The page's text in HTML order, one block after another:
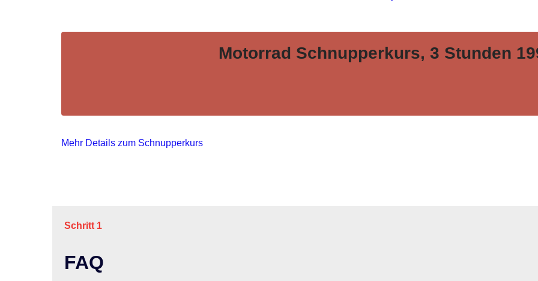
Motorrad Schnupperkurs, 3 Stunden
Mehr Details zum Schnupperkurs
Schritt 1
FAQ